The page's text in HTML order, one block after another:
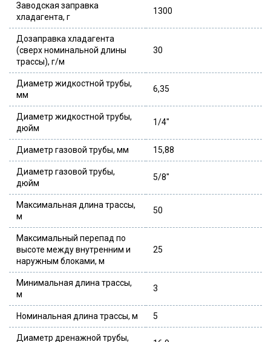
Заводская заправка
хладагента, г
1300
Дозаправка хладагента
(сверх номинальной длины
трассы), г/м
30
Диаметр жидкостной трубы,
мм
6,35
Диаметр жидкостной трубы,
дюйм
1/4″
Диаметр газовой трубы, мм 15,88
Диаметр газовой трубы,
дюйм
5/8″
Максимальная длина трассы,
м
50
Максимальный перепад по
высоте между внутренним и
наружным блоками, м
25
Минимальная длина трассы,
м
3
Номинальная длина трассы, м 5
Диаметр дренажной трубы,